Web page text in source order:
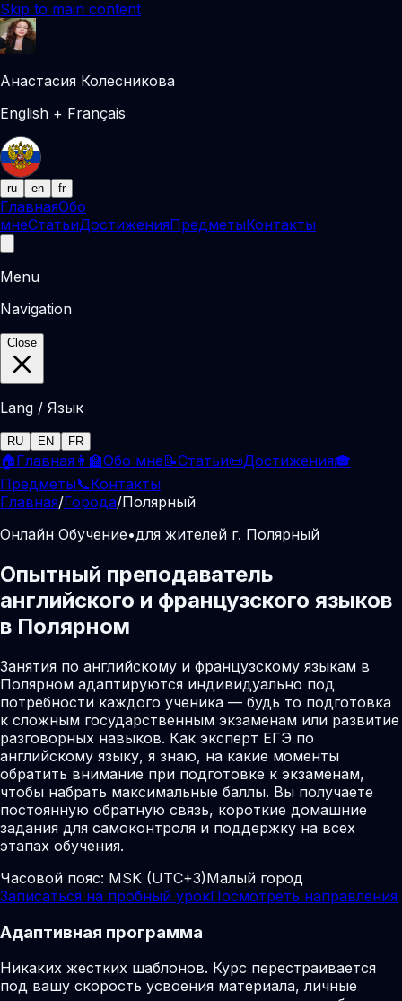
Skip to main content
Анастасия Колесникова
English + Français
ru en fr
ГлавнаяОбо
мнеСтатьиДостиженияПредметыКонтакты
Menu
Navigation
Close
Lang / Язык
RU EN FR
🏠Главная 👩‍🏫Обо мне📝Статьи📜Достижения🎓
Предметы📞Контакты
Главная/Города/Полярный
Онлайн Обучение•для жителей г. Полярный
Опытный преподаватель
английского и французского языков
в Полярном
Занятия по английскому и французскому языкам в
Полярном адаптируются индивидуально под
потребности каждого ученика — будь то подготовка
к сложным государственным экзаменам или развитие
разговорных навыков. Как эксперт ЕГЭ по
английскому языку, я знаю, на какие моменты
обратить внимание при подготовке к экзаменам,
чтобы набрать максимальные баллы. Вы получаете
постоянную обратную связь, короткие домашние
задания для самоконтроля и поддержку на всех
этапах обучения.
Часовой пояс: MSK (UTC+3)Малый город
Записаться на пробный урокПосмотреть направления
Адаптивная программа
Никаких жестких шаблонов. Курс перестраивается
под вашу скорость усвоения материала, личные